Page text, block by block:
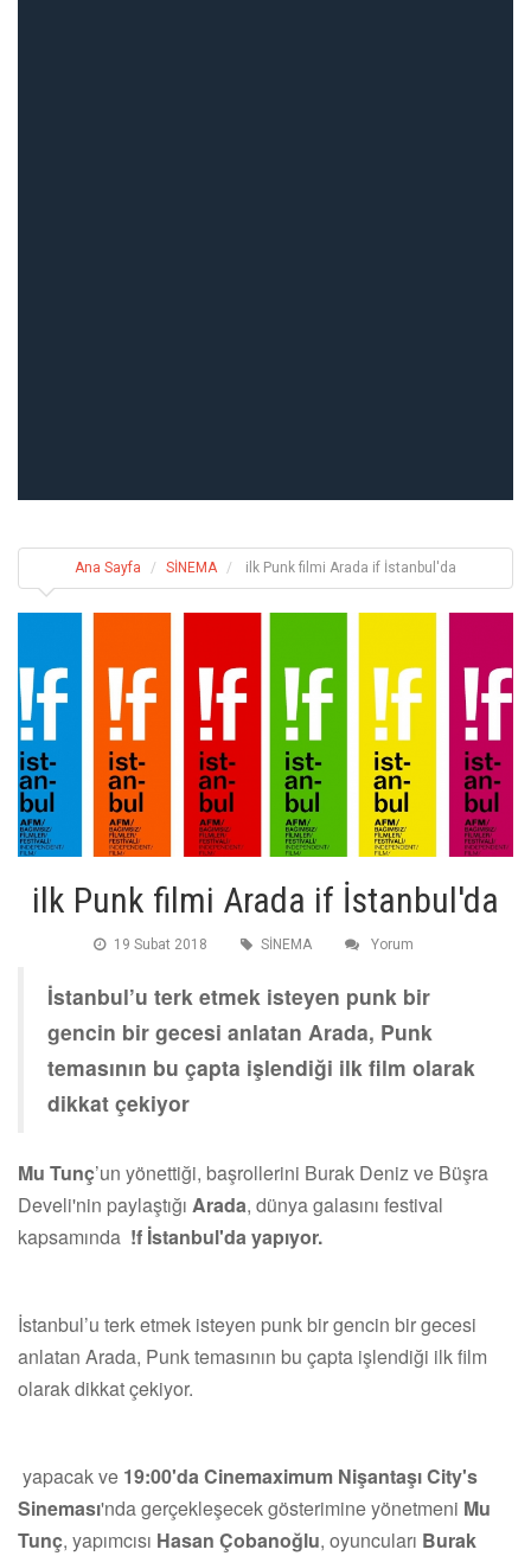
Ana Sayfa SİNEMA ilk Punk filmi Arada if İstanbul'da
ilk Punk filmi Arada if İstanbul'da
19 Subat 2018 SİNEMA Yorum
İstanbul’u terk etmek isteyen punk bir
gencin bir gecesi anlatan Arada, Punk
temasının bu çapta işlendiği ilk film olarak
dikkat çekiyor
Mu Tunç’un yönettiği, başrollerini Burak Deniz ve Büşra
Develi'nin paylaştığı Arada, dünya galasını festival
kapsamında !f İstanbul'da yapıyor.
İstanbul’u terk etmek isteyen punk bir gencin bir gecesi
anlatan Arada, Punk temasının bu çapta işlendiği ilk film
olarak dikkat çekiyor.
yapacak ve 19:00'da Cinemaximum Nişantaşı City's
Sineması'nda gerçekleşecek gösterimine yönetmeni Mu
Tunç, yapımcısı Hasan Çobanoğlu, oyuncuları Burak